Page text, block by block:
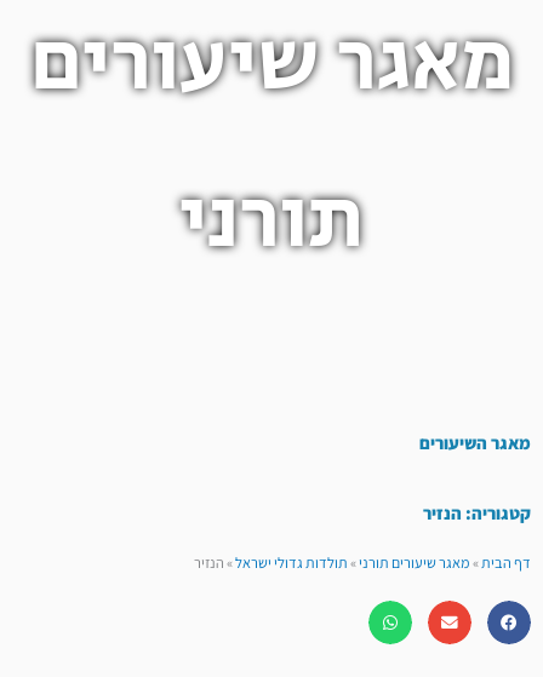
מאגר שיעורים
תורני
מאגר השיעורים
קטגוריה: הנזיר
דף הבית»מאגר שיעורים תורני»תולדות גדולי ישראל»הנזיר